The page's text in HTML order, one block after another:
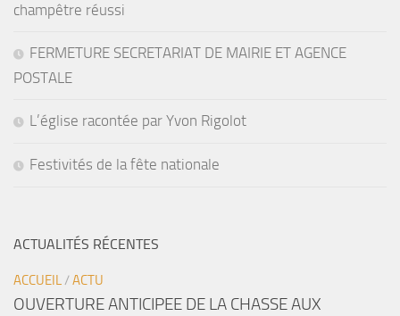
champêtre réussi
FERMETURE SECRETARIAT DE MAIRIE ET AGENCE
POSTALE
L’église racontée par Yvon Rigolot
Festivités de la fête nationale
ACTUALITÉS RÉCENTES
ACCUEIL/ACTU
OUVERTURE ANTICIPEE DE LA CHASSE AUX